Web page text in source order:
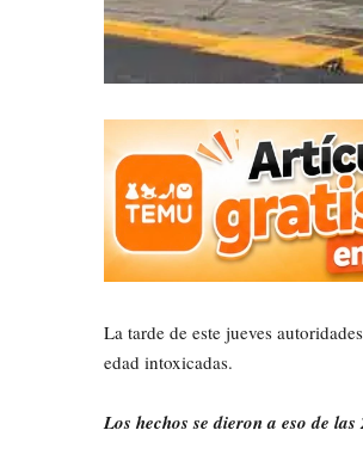
La tarde de este jueves
edad intoxicadas.
Los hechos se dieron a eso de